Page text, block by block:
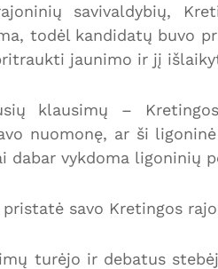
savivaldybių,
todėl kandidatų buvo
jaunimo ir jį
klausimų –
nuomonę, ar ši
dabar vykdoma ligoninių
savo Kretingos
turėjo ir debatus